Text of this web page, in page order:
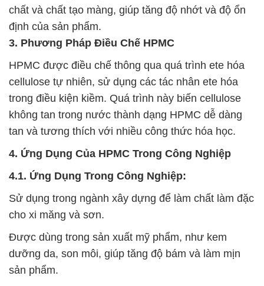
chất và chất tạo màng, giúp tăng độ nhớt và độ ổn
định của sản phẩm.
3. Phương Pháp Điều Chế HPMC
HPMC được điều chế thông qua quá trình ete hóa
cellulose tự nhiên, sử dụng các tác nhân ete hóa
trong điều kiện kiềm. Quá trình này biến cellulose
không tan trong nước thành dạng HPMC dễ dàng
tan và tương thích với nhiều công thức hóa học.
4. Ứng Dụng Của HPMC Trong Công Nghiệp
4.1. Ứng Dụng Trong Công Nghiệp:
Sử dụng trong ngành xây dựng để làm chất làm đặc
cho xi măng và sơn.
Được dùng trong sản xuất mỹ phẩm, như kem
dưỡng da, son môi, giúp tăng độ bám và làm mịn
sản phẩm.